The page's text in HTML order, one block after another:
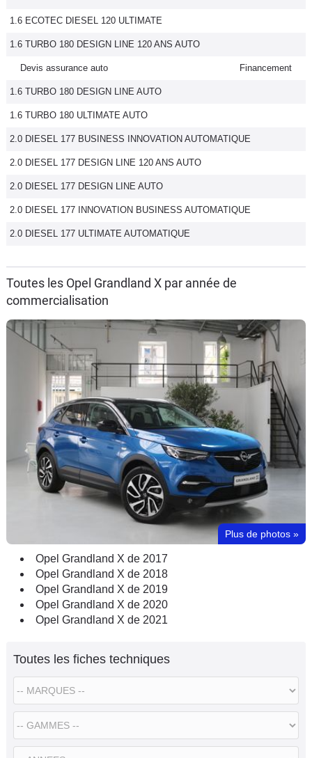
1.6 ECOTEC DIESEL 120 ULTIMATE
1.6 TURBO 180 DESIGN LINE 120 ANS AUTO
Devis assurance auto Financement
1.6 TURBO 180 DESIGN LINE AUTO
1.6 TURBO 180 ULTIMATE AUTO
2.0 DIESEL 177 BUSINESS INNOVATION AUTOMATIQUE
2.0 DIESEL 177 DESIGN LINE 120 ANS AUTO
2.0 DIESEL 177 DESIGN LINE AUTO
2.0 DIESEL 177 INNOVATION BUSINESS AUTOMATIQUE
2.0 DIESEL 177 ULTIMATE AUTOMATIQUE
Toutes les Opel Grandland X par année de
commercialisation
Plus de photos »
Opel Grandland X de 2017
Opel Grandland X de 2018
Opel Grandland X de 2019
Opel Grandland X de 2020
Opel Grandland X de 2021
Toutes les fiches techniques